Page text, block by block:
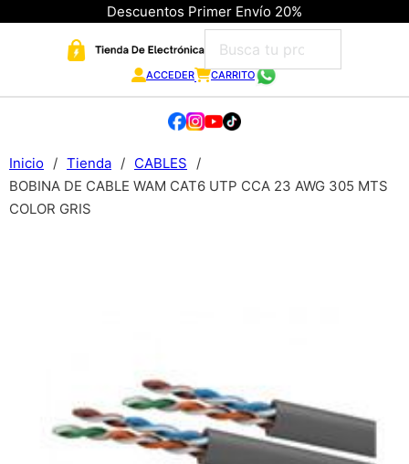
Descuentos Primer Envío 20%
ACCEDER CARRITO
Inicio / Tienda / CABLES
/
BOBINA DE CABLE WAM CAT6 UTP CCA 23 AWG 305 MTS
COLOR GRIS